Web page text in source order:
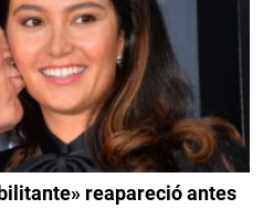
reapareció antes